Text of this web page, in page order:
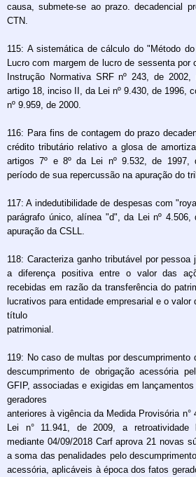
causa, submete-se ao prazo. decadencial
CTN.
115: A sistemática de cálculo do "Método
Lucro com margem de lucro de sessenta
Instrução Normativa SRF nº 243, de
artigo 18, inciso II, da Lei nº 9.430, de 1996,
nº 9.959, de 2000.
116: Para fins de contagem do prazo
crédito tributário relativo a glosa de
artigos 7º e 8º da Lei nº 9.532, de 1997,
período de sua repercussão na apuração do
117: A indedutibilidade de despesas com
parágrafo único, alínea "d", da Lei nº
apuração da CSLL.
118: Caracteriza ganho tributável por
a diferença positiva entre o valor das
recebidas em razão da transferência do
lucrativos para entidade empresarial e o valor
título
patrimonial.
119: No caso de multas por descumprimento
descumprimento de obrigação acessória
GFIP, associadas e exigidas em
geradores
anteriores à vigência da Medida Provisória n°
Lei n° 11.941, de 2009, a
mediante 04/09/2018 Carf aprova 21 novas
a soma das penalidades pelo
acessória, aplicáveis à época dos fatos